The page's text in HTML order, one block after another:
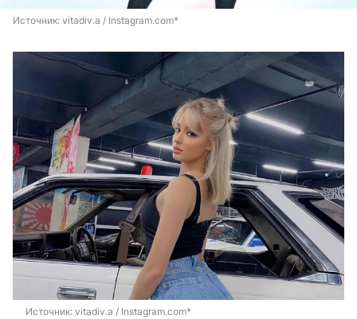
Источник: vitadiv.a / Instagram.com*
Источник: vitadiv.a / Instagram.com*